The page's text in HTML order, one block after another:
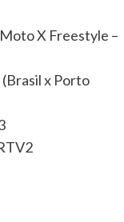
X Freestyle –
x Porto